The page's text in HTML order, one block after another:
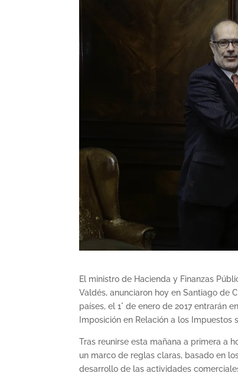
El ministro de Hacienda y Finanzas
Valdés, anunciaron hoy en Santiago de
países, el 1° de enero de 2017 entrarán
Imposición en Relación a los
Tras reunirse esta mañana a primera a
un marco de reglas claras, basado en
desarrollo de las actividades